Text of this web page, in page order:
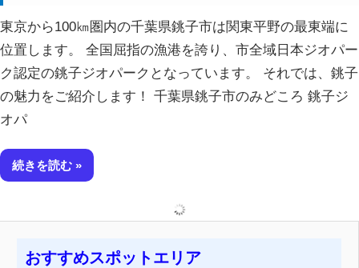
東京から100㎞圏内の千葉県銚子市は関東平野の最東端に
位置します。 全国屈指の漁港を誇り、市全域日本ジオパー
ク認定の銚子ジオパークとなっています。 それでは、銚子
の魅力をご紹介します！ 千葉県銚子市のみどころ 銚子ジ
オパ
続きを読む
おすすめスポットエリア